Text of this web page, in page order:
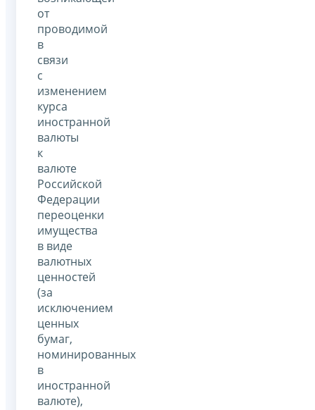
от
проводимой
в
связи
с
изменением
курса
иностранной
валюты
к
валюте
Российской
Федерации
переоценки
имущества
в виде
валютных
ценностей
(за
исключением
ценных
бумаг,
номинированных
в
иностранной
валюте),